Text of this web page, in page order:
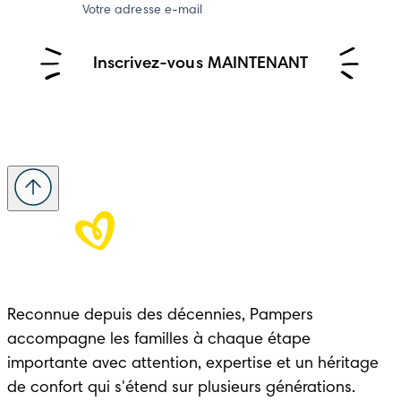
Votre adresse e-mail
Inscrivez-vous MAINTENANT
Reconnue depuis des décennies, Pampers
accompagne les familles à chaque étape
importante avec attention, expertise et un héritage
de confort qui s'étend sur plusieurs générations.